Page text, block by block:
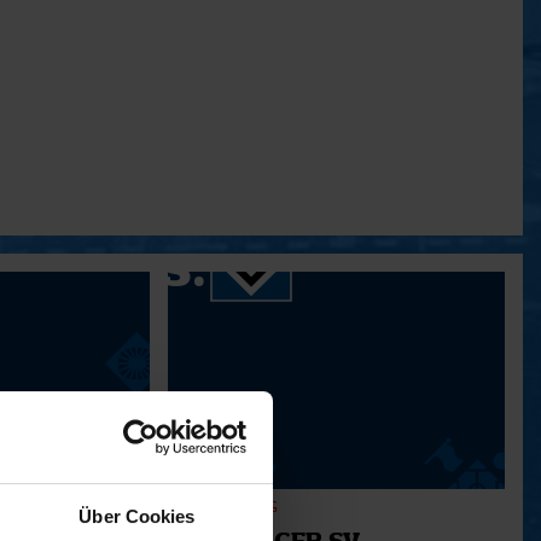
Über Cookies31. SPIELTAG